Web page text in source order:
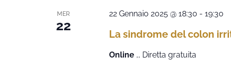
MER
22
La sindrome del colon
22 Gennaio 2025 @ 18:30 - 19:30
Online ,, Diretta gratuita